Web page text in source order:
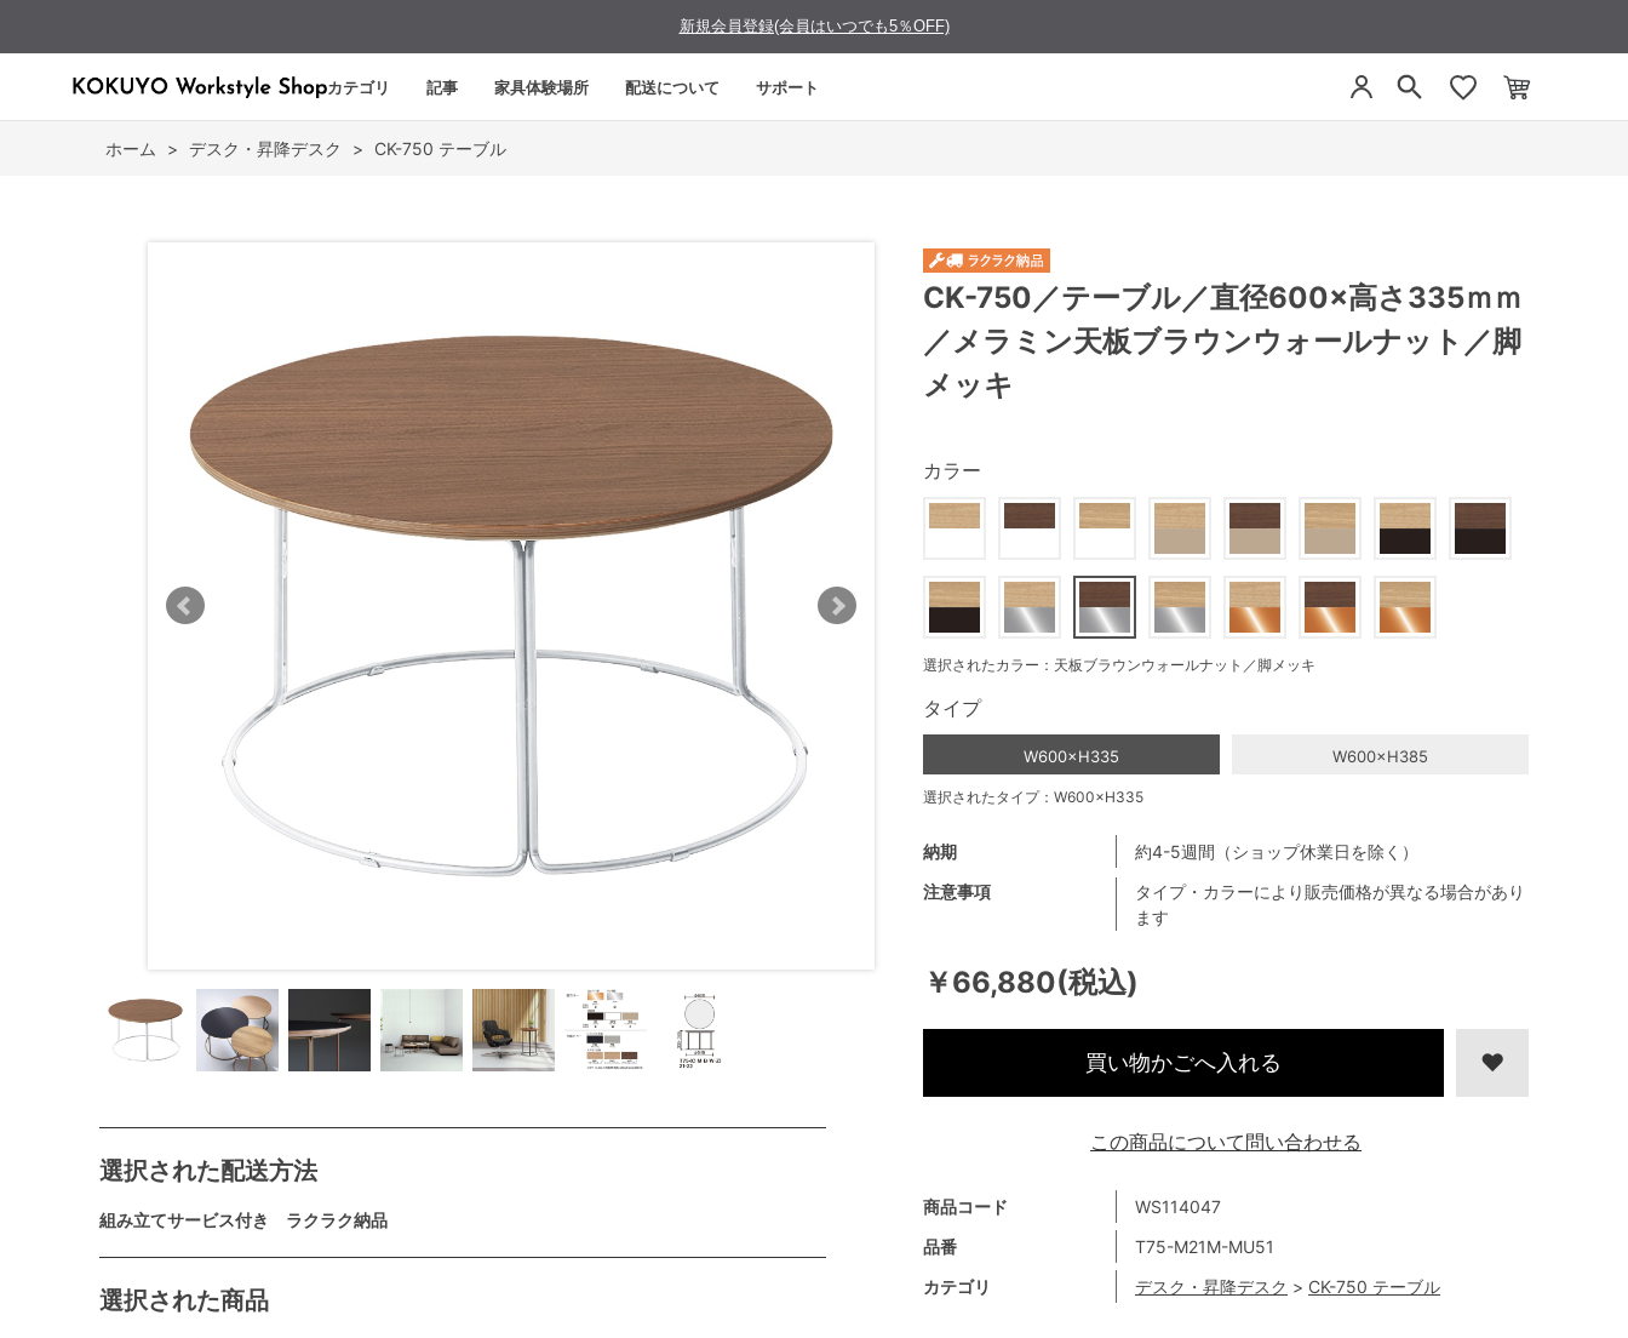
新規会員登録(会員はいつでも5％OFF)
カテゴリ 記事 家具体験場所 配送について サポート
ホーム > デスク・昇降デスク > CK-750 テーブル
選択された配送方法
組み立てサービス付き ラクラク納品
選択された商品
CK-750／テーブル／直径600×高さ335ｍｍ
／メラミン天板ブラウンウォールナット／脚
メッキ
￥66,880(税込)
商品コード
WS114047
品番
T75-M21M-MU51
カテゴリ
デスク・昇降デスク > CK-750 テーブル
注意事項
タイプ・カラーにより販売価格が異なる場合があり
ます
納期 約4-5週間（ショップ休業日を除く）
カラー
選択されたカラー：天板ブラウンウォールナット／脚メッキ
タイプ
W600×H335 W600×H385
選択されたタイプ：W600×H335
買い物かごへ入れる
この商品について問い合わせる